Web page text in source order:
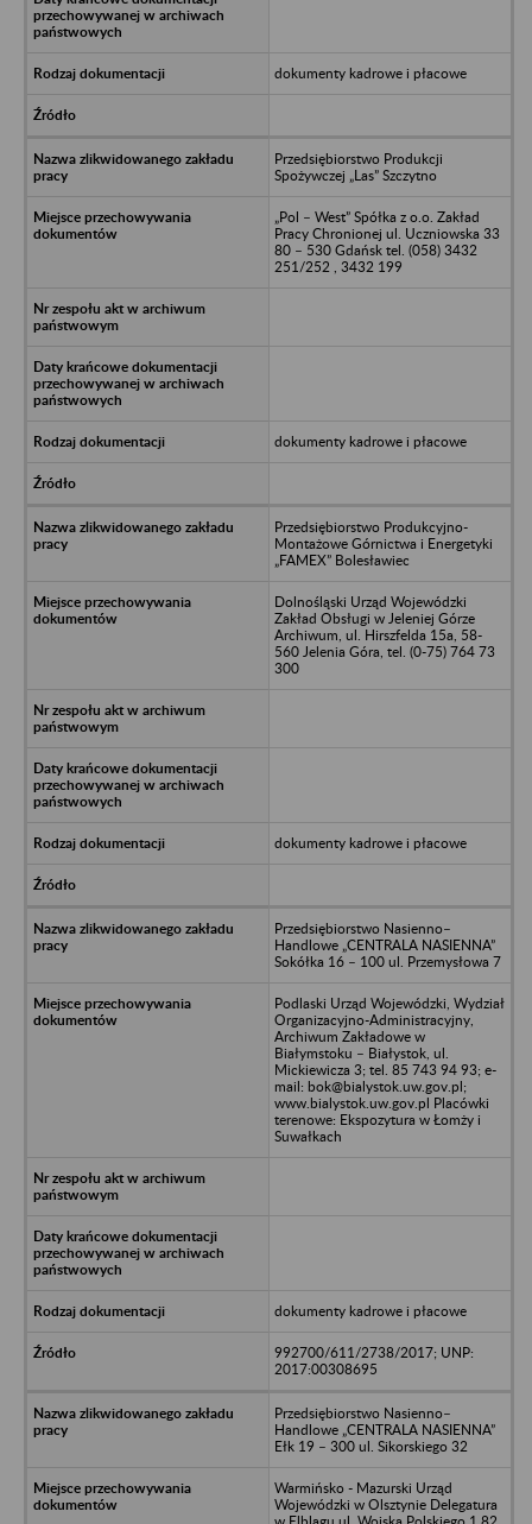
dokumenty kadrowe i płacowe
Przedsiębiorstwo Produkcji
Spożywczej „Las” Szczytno
„Pol – West” Spółka z o.o. Zakład
Pracy Chronionej ul. Uczniowska 33
80 – 530 Gdańsk tel. (058) 3432
251/252 , 3432 199
dokumenty kadrowe i płacowe
Przedsiębiorstwo Produkcyjno-
Montażowe Górnictwa i Energetyki
„FAMEX” Bolesławiec
Dolnośląski Urząd Wojewódzki
Zakład Obsługi w Jeleniej Górze
Archiwum, ul. Hirszfelda 15a, 58-
560 Jelenia Góra, tel. (0-75) 764 73
300
dokumenty kadrowe i płacowe
Przedsiębiorstwo Nasienno–
Handlowe „CENTRALA NASIENNA”
Sokółka 16 – 100 ul. Przemysłowa 7
Podlaski Urząd Wojewódzki, Wydział
Organizacyjno-Administracyjny,
Archiwum Zakładowe w
Białymstoku – Białystok, ul.
Mickiewicza 3; tel. 85 743 94 93; e-
mail: bok@bialystok.uw.gov.pl;
www.bialystok.uw.gov.pl Placówki
terenowe: Ekspozytura w Łomży i
Suwałkach
dokumenty kadrowe i płacowe
992700/611/2738/2017; UNP:
2017:00308695
Przedsiębiorstwo Nasienno–
Handlowe „CENTRALA NASIENNA”
Ełk 19 – 300 ul. Sikorskiego 32
Warmińsko - Mazurski Urząd
Wojewódzki w Olsztynie Delegatura